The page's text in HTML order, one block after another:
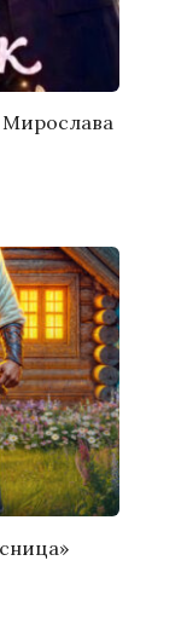
Мирослава